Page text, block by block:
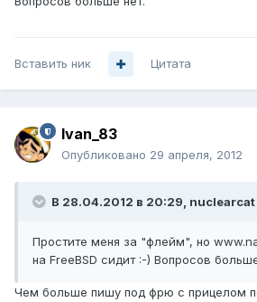
Вставить ник Цитата
Ivan_83
Опубликовано 29 апреля, 2012
В 28.04.2012 в 20:29, nuclearcat
Простите меня за "флейм", но
на FreeBSD сидит :-) Вопросов
Чем больше пишу под фрю с прицелом